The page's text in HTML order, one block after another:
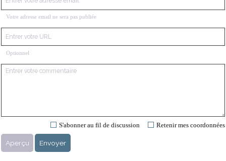
Votre adresse email ne sera pas publiée
Optionnel
Retenir mes coordonnées
S'abonner au fil de discussion